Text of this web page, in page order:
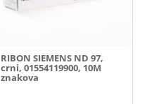
RIBON SIEMENS ND 97,
crni, 01554119900, 10M
znakova